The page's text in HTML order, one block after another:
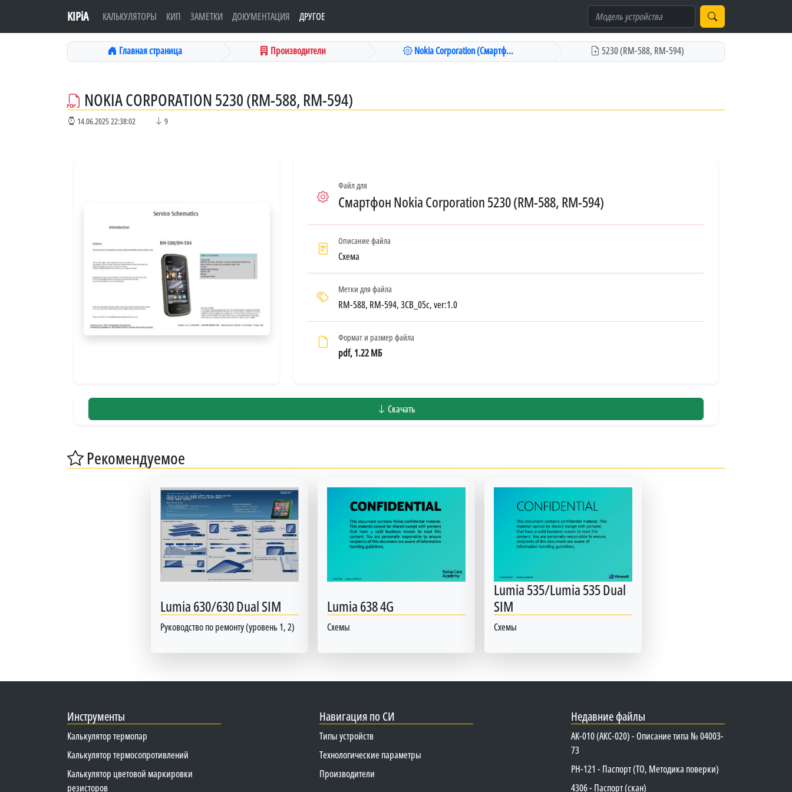
KIPiA КАЛЬКУЛЯТОРЫ КИП ЗАМЕТКИ ДОКУМЕНТАЦИЯ ДРУГОЕ
Главная страница Производители Nokia Corporation (Смартф... 5230 (RM-588, RM-594)
NOKIA CORPORATION 5230 (RM-588, RM-594)
14.06.2025 22:38:02 9
Файл для
Смартфон Nokia Corporation 5230 (RM-588, RM-594)
Описание файла
Схема
Метки для файла
RM-588, RM-594, 3CB_05c, ver:1.0
Формат и размер файла
pdf, 1.22 МБ
Скачать
Рекомендуемое
Lumia 630/630 Dual SIM
Руководство по ремонту (уровень 1, 2)
Lumia 638 4G
Схемы
Lumia 535/Lumia 535 Dual
SIM
Схемы
Инструменты
Калькулятор термопар
Калькулятор термосопротивлений
Калькулятор цветовой маркировки
резисторов
Навигация по СИ
Типы устройств
Технологические параметры
Производители
Недавние файлы
АК-010 (АКС-020) - Описание типа № 04003-
73
PH-121 - Паспорт (ТО, Методика поверки)
4306 - Паспорт (скан)